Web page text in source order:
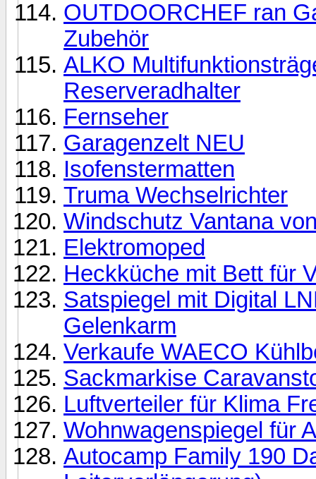
OUTDOORCHEF ran
Zubehör
ALKO
Reserveradhalter
Fernseher
Garagenzelt NEU
Isofenstermatten
Truma Wechselrichter
Windschutz Vantana
Elektromoped
Heckküche mit Bett für
Satspiegel mit Digital
Gelenkarm
Verkaufe WAECO
Sackmarkise
Luftverteiler für Klima
Wohnwagenspiegel für
Autocamp Family 190